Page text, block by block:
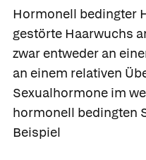
Hormonell bedingter
gestörte Haarwuchs
zwar entweder an
an einem relativen
Sexualhormone im
hormonell bedingten
Beispiel